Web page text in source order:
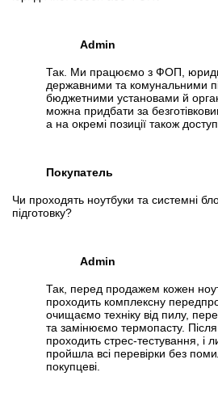
Admin
Так. Ми працюємо з ФОП,
державними та комунальними
бюджетними установами й
можна придбати за
а на окремі позиції також
Покупатель
Чи проходять ноутбуки та системні
підготовку?
Admin
Так, перед продажем кожен
проходить комплексну
очищаємо техніку від пилу,
та замінюємо термопасту. Після
проходить стрес-тестування, і
пройшла всі перевірки без
покупцеві.